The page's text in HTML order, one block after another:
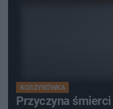
KOSZYKÓWKA
Przyczyna